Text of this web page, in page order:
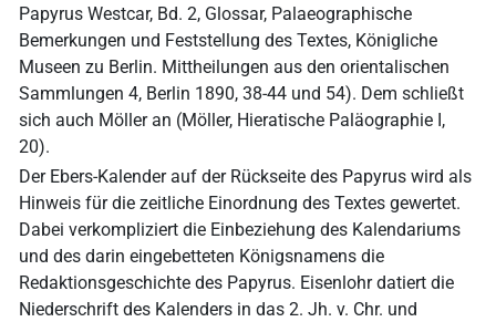
Papyrus Westcar, Bd. 2, Glossar, Palaeographische
Bemerkungen und Feststellung des Textes, Königliche
Museen zu Berlin. Mittheilungen aus den orientalischen
Sammlungen 4, Berlin 1890, 38-44 und 54). Dem schließt
sich auch Möller an (Möller, Hieratische Paläographie I,
20).
Der Ebers-Kalender auf der Rückseite des Papyrus wird als
Hinweis für die zeitliche Einordnung des Textes gewertet.
Dabei verkompliziert die Einbeziehung des Kalendariums
und des darin eingebetteten Königsnamens die
Redaktionsgeschichte des Papyrus. Eisenlohr datiert die
Niederschrift des Kalenders in das 2. Jh. v. Chr. und